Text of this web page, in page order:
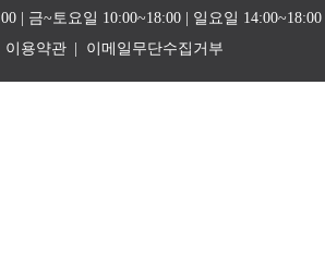
| 금~토요일 10:00~18:00 | 일요일
이용약관 이메일무단수집거부